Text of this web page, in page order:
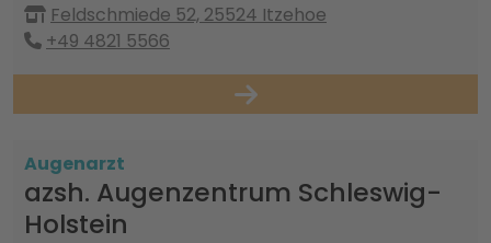
Feldschmiede 52, 25524 Itzehoe
+49 4821 5566
Augenarzt
azsh. Augenzentrum Schleswig-
Holstein